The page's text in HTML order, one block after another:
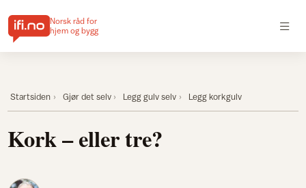
Norsk råd for
hjem og bygg
Startsiden Gjør det selv Legg gulv selv Legg korkgulv
Kork – eller tre?